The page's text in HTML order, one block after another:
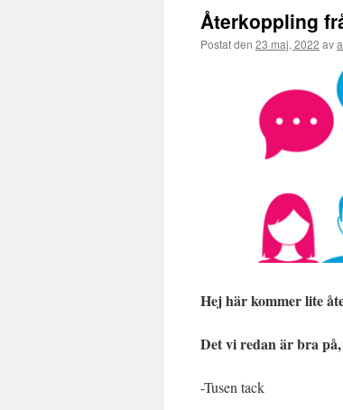
Återkoppling
Postat den 23 maj, 2022 av
Hej här kommer lite
Det vi redan är bra
-Tusen tack